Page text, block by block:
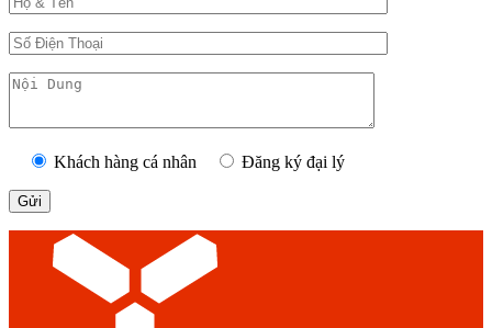
Khách hàng cá nhân Đăng ký đại lý